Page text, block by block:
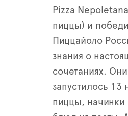
Pizza
пиццы) и
Пиццайоло
знания о
сочетаниях.
запустилось 13
пиццы, начинки